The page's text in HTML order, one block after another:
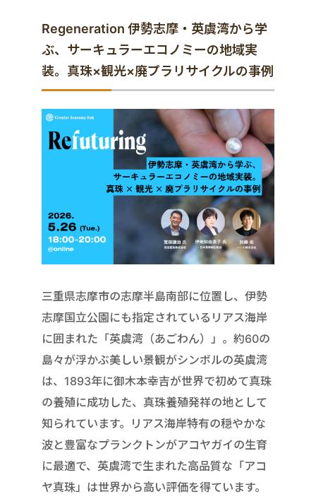
Regeneration 伊勢志摩・英虞湾から学
ぶ、サーキュラーエコノミーの地域実
装。真珠×観光×廃プラリサイクルの事例
三重県志摩市の志摩半島南部に位置し、伊勢
志摩国立公園にも指定されているリアス海岸
に囲まれた「英虞湾（あごわん）」。約60の
島々が浮かぶ美しい景観がシンボルの英虞湾
は、1893年に御木本幸吉が世界で初めて真珠
の養殖に成功した、真珠養殖発祥の地として
知られています。リアス海岸特有の穏やかな
波と豊富なプランクトンがアコヤガイの生育
に最適で、英虞湾で生まれた高品質な「アコ
ヤ真珠」は世界から高い評価を得ています。